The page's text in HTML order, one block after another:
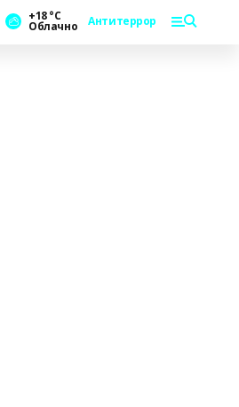
+18 °С
Облачно Антитеррор